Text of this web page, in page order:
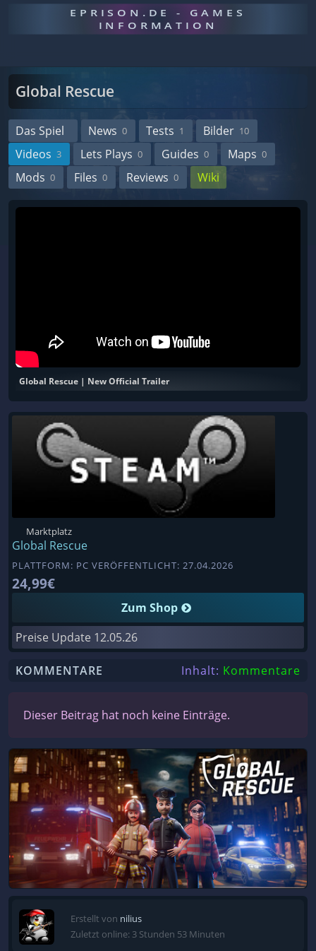
EPRISON.DE - GAMES
INFORMATION
Global Rescue
Das Spiel News 0 Tests 1 Bilder 10
Videos 3 Lets Plays 0 Guides 0 Maps 0
Mods 0 Files 0 Reviews 0 Wiki
Global Rescue | New Official Trailer
Marktplatz
Global Rescue
PLATTFORM: PC VERÖFFENTLICHT: 27.04.2026
24,99€
Zum Shop
Preise Update 12.05.26
KOMMENTARE Inhalt: Kommentare
Dieser Beitrag hat noch keine Einträge.
Erstellt von nilius
Zuletzt online: 3 Stunden 53 Minuten